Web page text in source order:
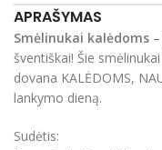
APRAŠYMAS
Smėlinukai kalėdoms
šventiškai! Šie
dovana KALĖDOMS,
lankymo dieną.
Sudėtis: